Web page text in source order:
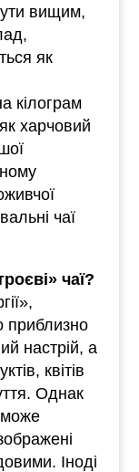
вищим,
як
кілограм
харчовий
чаї
чаї?
приблизно
настрій, а
квітів
Однак
може
Іноді